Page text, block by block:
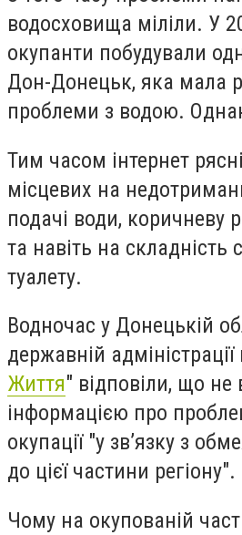
водосховища міліли. У
окупанти побудували
Дон-Донецьк, яка мала
проблеми з водою.
Тим часом інтернет
місцевих на
подачі води, коричневу
та навіть на складність
туалету.
Водночас у Донецькій
державній
Життя" відповіли, що не
інформацією про
окупації "у зв’язку з
до цієї частини регіону".
Чому на окупованій